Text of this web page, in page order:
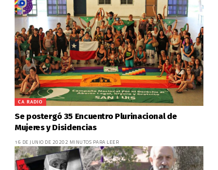
CA RADIO
Se postergó 35 Encuentro Plurinacional de
Mujeres y Disidencias
16 DE JUNIO DE 20202 MINUTOS PARA LEER